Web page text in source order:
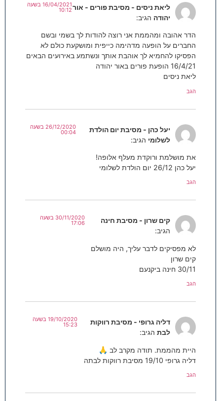
ליאת ניסים - מסיבת פורים - אור
יהודה הגיב:
16/04/2021 בשעה
10:12
הדר אהובה ומהממת אני רוצה להודות לך בשמי ובשם
החברים על הופעה מדהימה כייפית ומושקעת כולם לא
הפסיקו להחמיא לך אוהבת אותך ונשתמע באירועים הבאים
16/4/21 הופעת פורים באור יהודה
ליאת ניסים
הגב
יעל כהן - מסיבת יום הולדת
לשלומי הגיב:
26/12/2020 בשעה
00:04
את מושלמת ורוקדת מעלף אלופה!
יעל כהן 26/12 יום הולדת לשלומי
הגב
קים שרון - מסיבת חינה
הגיב:
30/11/2020 בשעה
17:06
לא מפסיקים לדבר עליך, היה מושלם
קים שרון
30/11 חינה ביקנעם
הגב
דליה גרופי - מסיבת רווקות
לבת הגיב:
19/10/2020 בשעה
15:23
היית מהממת. תודה מקרב לב 🙏
דליה גרופי 19/10 מסיבת רווקות לבתה
הגב